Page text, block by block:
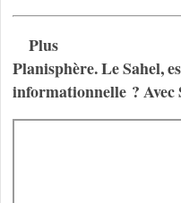
Plus
Planisphère. Le Sahel,
informationnelle ? Avec